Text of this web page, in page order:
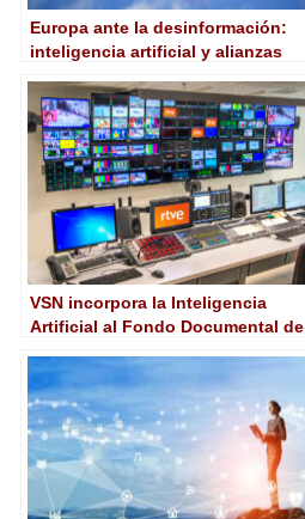
Europa ante la desinformación:
inteligencia artificial y alianzas
VSN incorpora la Inteligencia
Artificial al Fondo Documental de